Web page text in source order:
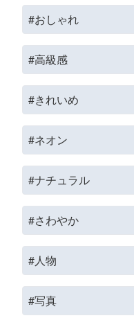
#おしゃれ
#高級感
#きれいめ
#ネオン
#ナチュラル
#さわやか
#人物
#写真